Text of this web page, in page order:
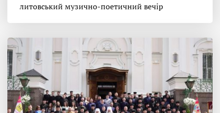
литовський музично-поетичний вечір